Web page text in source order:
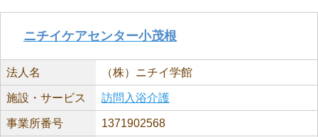
ニチイケアセンター小茂根
法人名 （株）ニチイ学館
施設・サービス 訪問入浴介護
事業所番号 1371902568